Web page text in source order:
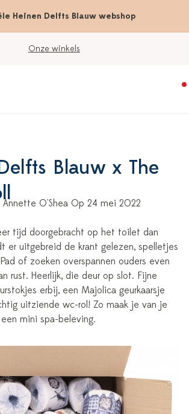
Heinen Delfts Blauw webshop
Onze winkels
Blauw x The
Annette O'Shea Op 24 mei 2022
tijd doorgebracht op het toilet dan
er uitgebreid de krant gelezen, spelletjes
of zoeken overspannen ouders even
rust. Heerlijk, die deur op slot. Fijne
erbij, een Majolica geurkaarsje
uitziende wc-rol! Zo maak je van je
mini spa-beleving.